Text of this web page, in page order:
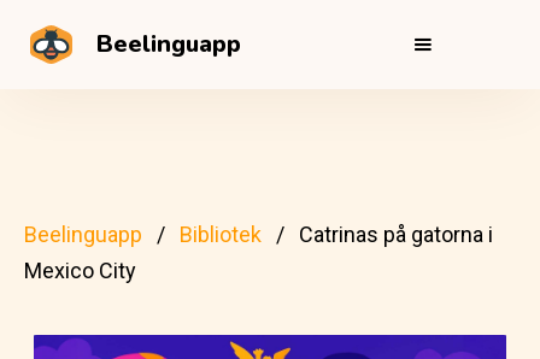
Beelinguapp
Beelinguapp Bibliotek
Catrinas på gatorna i
Mexico City